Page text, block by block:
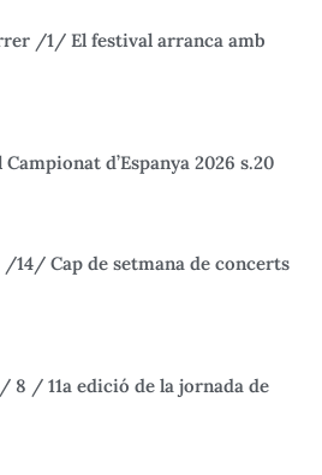
/1/ El festival arranca amb
d’Espanya 2026 s.20
/14/ Cap de setmana de concerts
8 / 11a edició de la jornada de